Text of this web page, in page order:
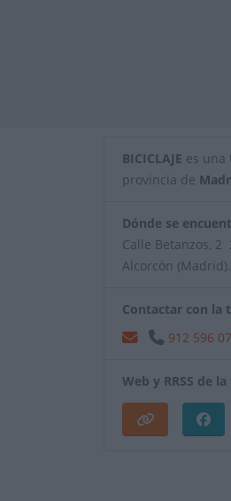
BICICLAJE es una
provincia de
Dónde se
Calle Betanzos, 2
Alcorcón (Madrid).
Contactar con la
912 596
Web y RRSS de